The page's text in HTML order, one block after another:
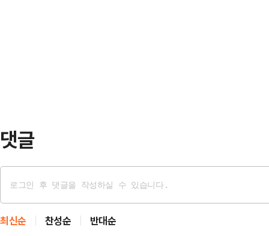
댓글
최신순 찬성순 반대순